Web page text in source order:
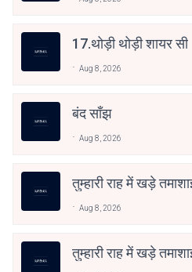
17.थोड़ी थोड़ी शायर सी
Aug 8, 2026
बंद साँझ
Aug 8, 2026
तुम्हारी राह में खड़े
Aug 8, 2026
तुम्हारी राह में खड़े